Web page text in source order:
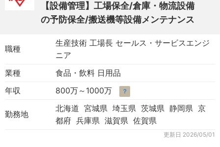
【設備管理】工場保全/倉庫・物流設備
の予防保全/搬送機等設備メンテナンス
職種
生産技術 工場長 セールス・サービスエンジ
ニア
業種
食品・飲料 日用品
年収
800万～1000万 ？
勤務地
北海道 宮城県 埼玉県 茨城県 静岡県 京
都府 兵庫県 滋賀県 佐賀県
更新日 2026/05/01